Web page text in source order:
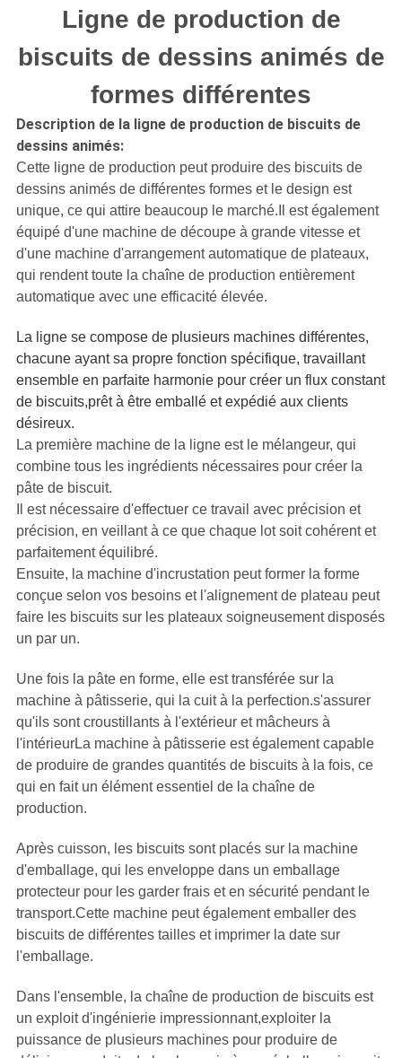
PRIVACY
POLICY
Ligne de production de
biscuits de dessins animés de
formes différentes
Description de la ligne de production de biscuits de
dessins animés:
Cette ligne de production peut produire des biscuits de
dessins animés de différentes formes et le design est
unique, ce qui attire beaucoup le marché.Il est également
équipé d'une machine de découpe à grande vitesse et
d'une machine d'arrangement automatique de plateaux,
qui rendent toute la chaîne de production entièrement
automatique avec une efficacité élevée.
La ligne se compose de plusieurs machines différentes,
chacune ayant sa propre fonction spécifique, travaillant
ensemble en parfaite harmonie pour créer un flux constant
de biscuits,prêt à être emballé et expédié aux clients
désireux.
La première machine de la ligne est le mélangeur, qui
combine tous les ingrédients nécessaires pour créer la
pâte de biscuit.
Il est nécessaire d'effectuer ce travail avec précision et
précision, en veillant à ce que chaque lot soit cohérent et
parfaitement équilibré.
Ensuite, la machine d'incrustation peut former la forme
conçue selon vos besoins et l'alignement de plateau peut
faire les biscuits sur les plateaux soigneusement disposés
un par un.
Une fois la pâte en forme, elle est transférée sur la
machine à pâtisserie, qui la cuit à la perfection.s'assurer
qu'ils sont croustillants à l'extérieur et mâcheurs à
l'intérieurLa machine à pâtisserie est également capable
de produire de grandes quantités de biscuits à la fois, ce
qui en fait un élément essentiel de la chaîne de
production.
Après cuisson, les biscuits sont placés sur la machine
d'emballage, qui les enveloppe dans un emballage
protecteur pour les garder frais et en sécurité pendant le
transport.Cette machine peut également emballer des
biscuits de différentes tailles et imprimer la date sur
l'emballage.
Dans l'ensemble, la chaîne de production de biscuits est
un exploit d'ingénierie impressionnant,exploiter la
puissance de plusieurs machines pour produire de